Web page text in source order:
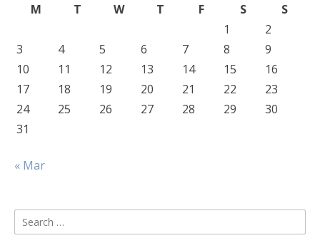
M
T W T F S
S
1
2
3
4 5 6 7 8
9
10
11 12 13 14 15
16
17
18 19 20 21 22
23
24
25 26 27 28 29
30
31
« Mar
Search
for: